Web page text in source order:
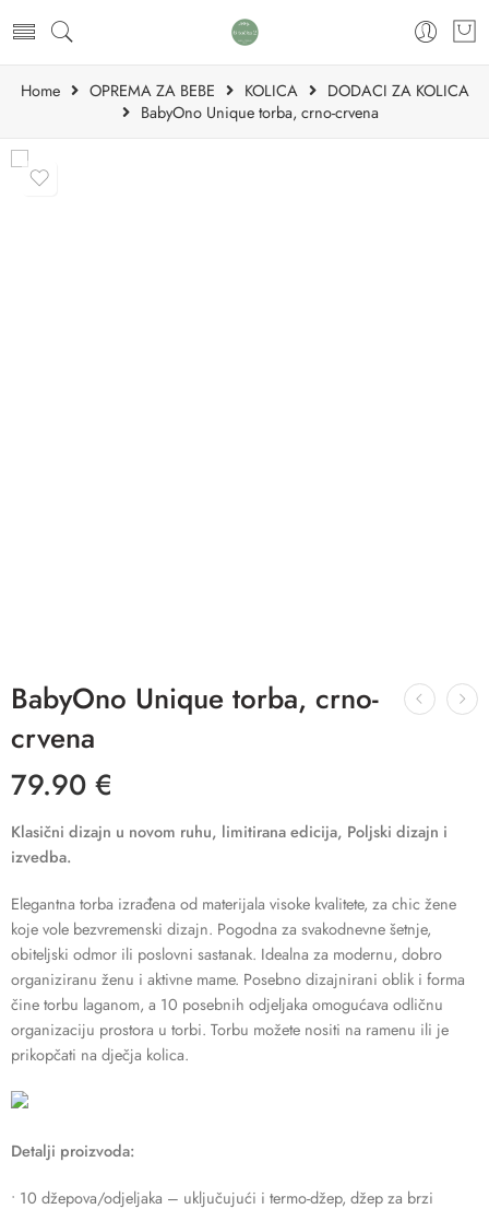
Home OPREMA ZA BEBE KOLICA
DODACI ZA KOLICA
BabyOno Unique torba, crno-crvena
BabyOno Unique torba, crno-
crvena
79.90 €
Klasični dizajn u novom ruhu, limitirana edicija, Poljski dizajn i
izvedba.
Elegantna torba izrađena od materijala visoke kvalitete, za chic žene
koje vole bezvremenski dizajn. Pogodna za svakodnevne šetnje,
obiteljski odmor ili poslovni sastanak. Idealna za modernu, dobro
organiziranu ženu i aktivne mame. Posebno dizajnirani oblik i forma
čine torbu laganom, a 10 posebnih odjeljaka omogućava odličnu
organizaciju prostora u torbi. Torbu možete nositi na ramenu ili je
prikopčati na dječja kolica.
Detalji proizvoda:
• 10 džepova/odjeljaka – uključujući i termo-džep, džep za brzi